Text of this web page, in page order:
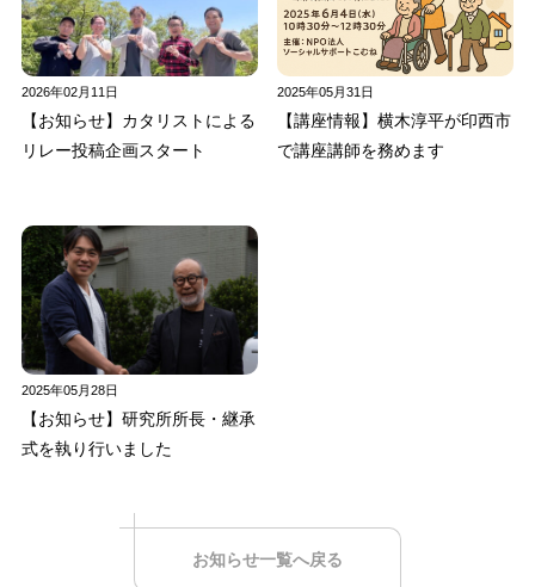
2026年02月11日
【お知らせ】カタリストによる
リレー投稿企画スタート
2025年05月31日
【講座情報】横木淳平が印西市
で講座講師を務めます
2025年05月28日
【お知らせ】研究所所長・継承
式を執り行いました
お知らせ一覧へ戻る